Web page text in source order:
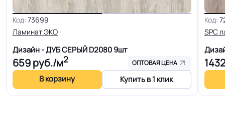
Структура
Гетерогенный многослойный пвх
Основа Компактный ПВХ
Ширина 2.5-3.0-3.5-4.0 м
Код: 73699
Ламинат ЭКО
Дизайн - ДУБ СЕРЫЙ D20809шт
659руб./м2 ОПТОВАЯ ЦЕНА
В корзину Купить в 1 клик
Код:
SPC
1432